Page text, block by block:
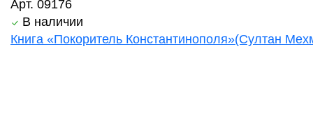
Арт. 09176
В наличии
Книга «Покоритель Константинополя»(Султан